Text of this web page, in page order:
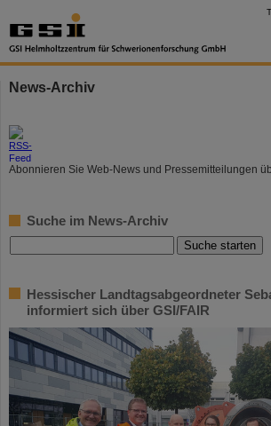
News-Archiv
Abonnieren Sie Web-News und Pressemitteilungen
Suche im News-Archiv
Hessischer Landtagsabgeordneter
informiert sich über GSI/FAIR